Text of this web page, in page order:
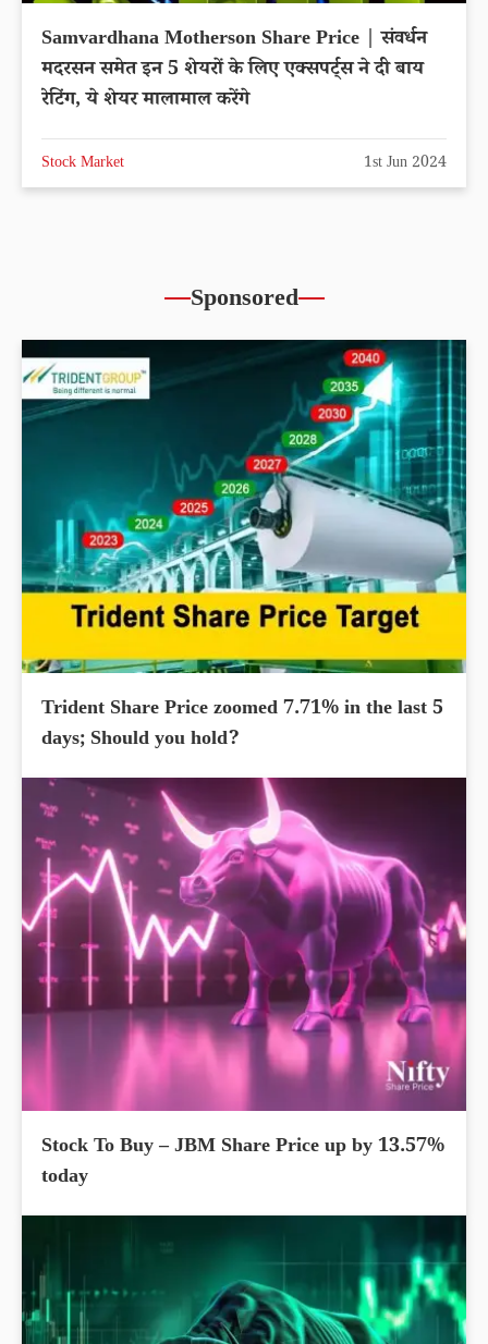
Samvardhana Motherson Share Price | संवर्धन
मदरसन समेत इन 5 शेयरों के लिए एक्सपर्ट्स ने दी बाय
रेटिंग, ये शेयर मालामाल करेंगे
Stock Market 1st Jun 2024
Sponsored
Trident Share Price zoomed 7.71% in the last 5
days; Should you hold?
Stock To Buy – JBM Share Price up by 13.57%
today